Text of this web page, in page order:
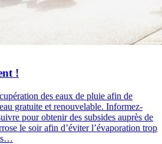
!
des eaux de pluie afin de
gratuite et renouvelable. Informez-
pour obtenir des subsides auprès de
le soir afin d’éviter l’évaporation trop